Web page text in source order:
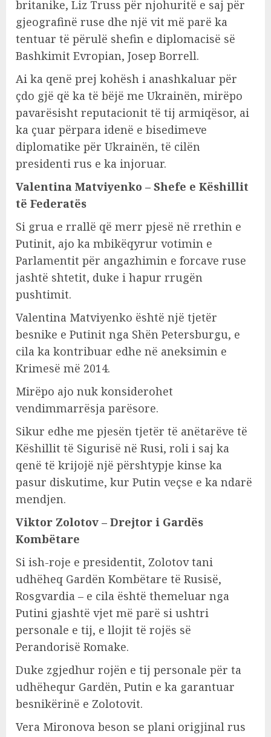
britanike, Liz Truss për njohuritë e saj për
gjeografinë ruse dhe një vit më parë ka
tentuar të përulë shefin e diplomacisë së
Bashkimit Evropian, Josep Borrell.
Ai ka qenë prej kohësh i anashkaluar për
çdo gjë që ka të bëjë me Ukrainën, mirëpo
pavarësisht reputacionit të tij armiqësor, ai
ka çuar përpara idenë e bisedimeve
diplomatike për Ukrainën, të cilën
presidenti rus e ka injoruar.
Valentina Matviyenko – Shefe e Këshillit
të Federatës
Si grua e rrallë që merr pjesë në rrethin e
Putinit, ajo ka mbikëqyrur votimin e
Parlamentit për angazhimin e forcave ruse
jashtë shtetit, duke i hapur rrugën
pushtimit.
Valentina Matviyenko është një tjetër
besnike e Putinit nga Shën Petersburgu, e
cila ka kontribuar edhe në aneksimin e
Krimesë më 2014.
Mirëpo ajo nuk konsiderohet
vendimmarrësja parësore.
Sikur edhe me pjesën tjetër të anëtarëve të
Këshillit të Sigurisë në Rusi, roli i saj ka
qenë të krijojë një përshtypje kinse ka
pasur diskutime, kur Putin veçse e ka ndarë
mendjen.
Viktor Zolotov – Drejtor i Gardës
Kombëtare
Si ish-roje e presidentit, Zolotov tani
udhëheq Gardën Kombëtare të Rusisë,
Rosgvardia – e cila është themeluar nga
Putini gjashtë vjet më parë si ushtri
personale e tij, e llojit të rojës së
Perandorisë Romake.
Duke zgjedhur rojën e tij personale për ta
udhëhequr Gardën, Putin e ka garantuar
besnikërinë e Zolotovit.
Vera Mironova beson se plani origjinal rus